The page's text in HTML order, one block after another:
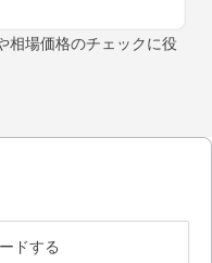
相場価格のチェックに役
ドする